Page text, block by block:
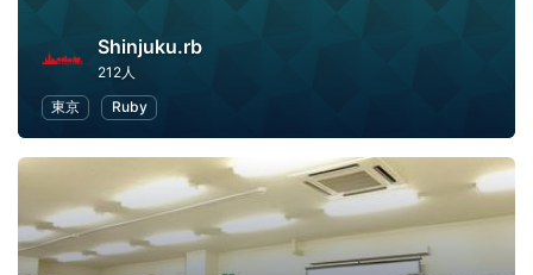
Shinjuku.rb
212人
東京
Ruby